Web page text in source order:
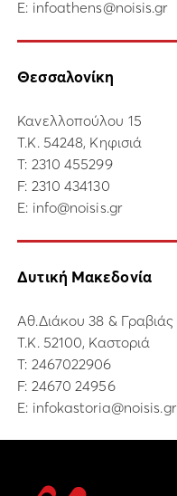
E: infoathens@noisis.gr
Θεσσαλονίκη
Κανελλοπούλου 15
Τ.Κ. 54248, Κηφισιά
Τ: 2310 455299
F: 2310 434130
E: info@noisis.gr
Δυτική Μακεδονία
Αθ.Διάκου 38 & Γραβιάς
Τ.Κ. 52100, Καστοριά
Τ: 2467022906
F: 24670 24956
E: infokastoria@noisis.gr